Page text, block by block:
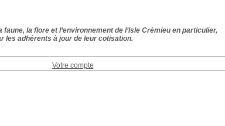
la flore et l’environnement de l’Isle Crémieu en particulier,
les adhérents à jour de leur cotisation.
Votre compte